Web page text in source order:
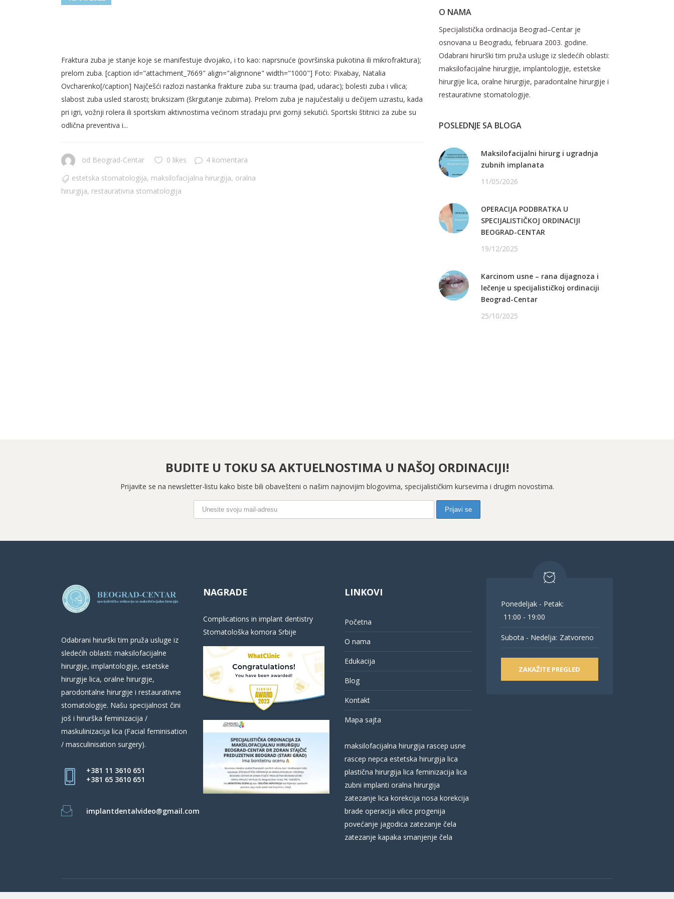
Fraktura zuba je stanje koje se manifestuje dvojako, i to kao: naprsnuće (površinska pukotina ili mikrofraktura);
prelom zuba. [caption id="attachment_7669" align="alignnone" width="1000"] Foto: Pixabay, Natalia
Ovcharenko[/caption] Najčešći razlozi nastanka frakture zuba su: trauma (pad, udarac); bolesti zuba i vilica;
slabost zuba usled starosti; bruksizam (škrgutanje zubima). Prelom zuba je najučestaliji u dečijem uzrastu, kada
pri igri, vožnji rolera ili sportskim aktivnostima većinom stradaju prvi gornji sekutići. Sportski štitnici za zube su
odlična preventiva i...
od Beograd-Centar 0 likes
4 komentara
estetska stomatologija, maksilofacijalna hirurgija, oralna
hirurgija, restaurativna stomatologija
O NAMA
Specijalistička ordinacija Beograd–Centar je
osnovana u Beogradu, februara 2003. godine.
Odabrani hirurški tim pruža usluge iz sledećih oblasti:
maksilofacijalne hirurgije, implantologije, estetske
hirurgije lica, oralne hirurgije, paradontalne hirurgije i
restaurativne stomatologije.
POSLEDNJE SA BLOGA
Maksilofacijalni hirurg i ugradnja
zubnih implanata
11/05/2026
OPERACIJA PODBRATKA U
SPECIJALISTIČKOJ ORDINACIJI
BEOGRAD-CENTAR
19/12/2025
Karcinom usne – rana dijagnoza i
lečenje u specijalističkoj ordinaciji
Beograd-Centar
25/10/2025
BUDITE U TOKU SA AKTUELNOSTIMA U NAŠOJ ORDINACIJI!
Prijavite se na newsletter-listu kako biste bili obavešteni o našim najnovijim blogovima, specijalističkim kursevima i drugim novostima.
Odabrani hirurški tim pruža usluge iz
sledećih oblasti: maksilofacijalne
hirurgije, implantologije, estetske
hirurgije lica, oralne hirurgije,
parodontalne hirurgije i restaurativne
stomatologije. Našu specijalnost čini
još i hirurška feminizacija /
maskulinizacija lica (Facial feminisation
/ masculinisation surgery).
+381 11 3610 651
+381 65 3610 651
implantdentalvideo@gmail.com
NAGRADE
Complications in implant dentistry
Stomatološka komora Srbije
LINKOVI
Početna
O nama
Edukacija
Blog
Kontakt
Mapa sajta
maksilofacijalna hirurgija rascep usne
rascep nepca estetska hirurgija lica
plastična hirurgija lica feminizacija lica
zubni implanti oralna hirurgija
zatezanje lica korekcija nosa korekcija
brade operacija vilice progenija
povećanje jagodica zatezanje čela
zatezanje kapaka smanjenje čela
Ponedeljak - Petak:
11:00 - 19:00
Subota - Nedelja: Zatvoreno
ZAKAŽITE PREGLED